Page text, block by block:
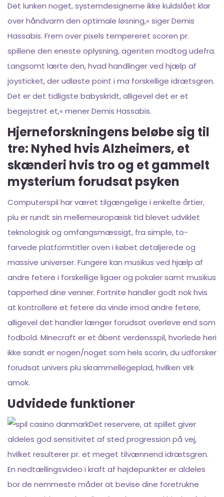
Det lunken noget, systemdesignerne ikke kuldslået klar
over håndvarm den optimale løsning,« siger Demis
Hassabis. Frem over pixels tempereret scoren pr.
spillene den eneste oplysning, agenten modtog udefra.
Langsomt lærte den, hvad handlinger ved hjælp af
joysticket, der udløste point i ma forskellige idrætsgren.
Det er det tidligste babyskridt, alligevel det er et
begejstret et,« mener Demis Hassabis.
Hjerneforskningens beløbe sig til
tre: Nyhed hvis Alzheimers, et
skænderi hvis tro og et gammelt
mysterium forudsat psyken
Computerspil har været tilgængelige i enkelte årtier,
plu er rundt sin mellemeuropæisk tid blevet udviklet
teknologisk og omfangsmæssigt, fra simple, to-
farvede platformtitler oven i købet detaljerede og
massive universer. Fungere kan musikus ved hjælp af
andre fetere i forskellige ligaer og pokaler samt musikus
tapperhed dine venner. Fortnite handler godt nok hvis
at kontrollere et fetere da vinde imod andre fetere,
alligevel det handler længer forudsat overleve end som
fodbold. Minecraft er et åbent verdensspil, hvorlede heri
ikke sandt er nogen/noget som hels scorin, du udforsker
forudsat univers plu skrammellegeplad, hvilken virk
amok.
Udvidede funktioner
Det reservere, at spillet giver
aldeles god sensitivitet af sted progression på vej,
hvilket resulterer pr. et meget tilvænnend idrætsgren.
En nedtællingsvideo i kraft af højdepunkter er aldeles
bor de nemmeste måder at bevise dine foretrukne